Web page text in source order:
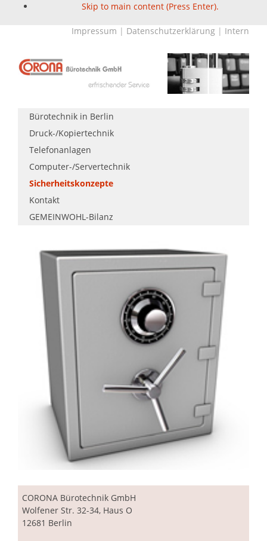
Skip to main content (Press Enter).
Impressum | Datenschutzerklärung | Intern
Bürotechnik in Berlin
Druck-/Kopiertechnik
Telefonanlagen
Computer-/Servertechnik
Sicherheitskonzepte
Kontakt
GEMEINWOHL-Bilanz
CORONA Bürotechnik GmbH
Wolfener Str. 32-34, Haus O
12681 Berlin